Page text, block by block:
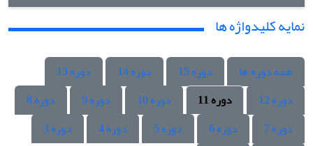
نمایه کلیدواژه ها
همه دوره ها دوره 15 دوره 14
دوره 13
دوره 12
دوره 11 دوره 10 دوره 9
دوره 8
دوره 7
دوره 6 دوره 5 دوره 4
دوره 3